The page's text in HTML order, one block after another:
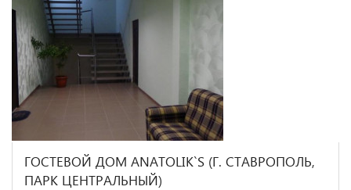
ГОСТЕВОЙ ДОМ ANATOLIK`S (Г. СТАВРОПОЛЬ,
ПАРК ЦЕНТРАЛЬНЫЙ)